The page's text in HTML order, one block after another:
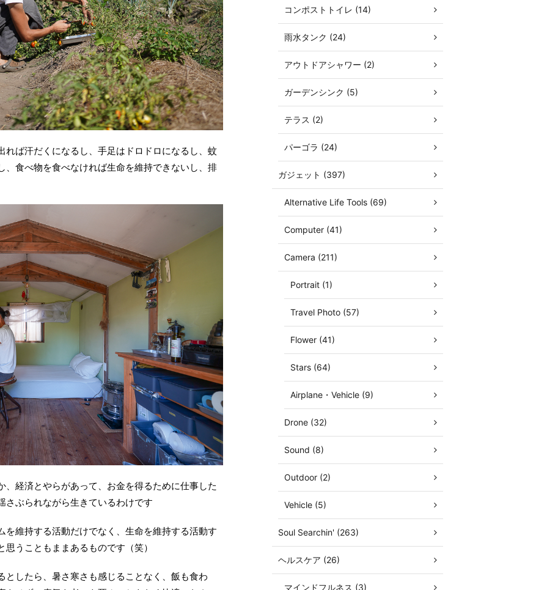
れば汗だくになるし、手足はドロドロになるし、蚊
、食べ物を食べなければ生命を維持できないし、排
、経済とやらがあって、お金を得るために仕事した
さぶられながら生きているわけです
を維持する活動だけでなく、生命を維持する活動す
うこともままあるものです（笑）
としたら、暑さ寒さも感じることなく、飯も食わ
コンポストトイレ (14)
雨水タンク (24)
アウトドアシャワー (2)
ガーデンシンク (5)
テラス (2)
パーゴラ (24)
ガジェット (397)
Alternative Life Tools (69)
Computer (41)
Camera (211)
Portrait (1)
Travel Photo (57)
Flower (41)
Stars (64)
Airplane・Vehicle (9)
Drone (32)
Sound (8)
Outdoor (2)
Vehicle (5)
Soul Searchin' (263)
ヘルスケア (26)
マインドフルネス (3)